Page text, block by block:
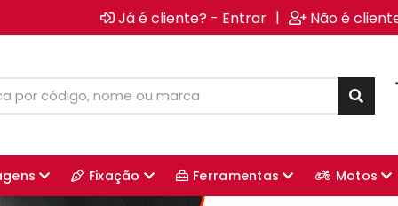
Já é cliente? - Entrar | Não é
Fixação Ferramentas Motos